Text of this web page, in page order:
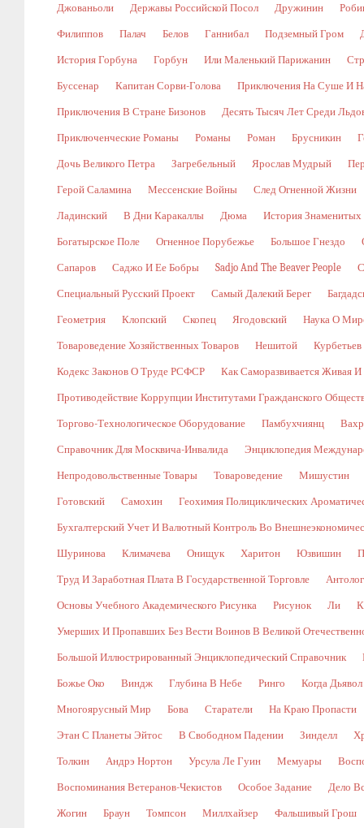
Джованьоли Державы Российской Посол Дружинин
Филиппов Палач Белов Ганнибал Подземный Гром
История Горбуна Горбун Или Маленький Парижанин
Буссенар Капитан Сорви-Голова Приключения На Суше И
Приключения В Стране Бизонов Десять Тысяч Лет Среди
Приключенческие Романы Романы Роман Брусникин
Дочь Великого Петра Загребельный Ярослав Мудрый
Герой Саламина Мессенские Войны След Огненной Жизни
Ладинский В Дни Каракаллы Дюма История Знаменитых
Богатырское Поле Огненное Порубежье Большое Гнездо
Сапаров Саджо И Ее Бобры Sadjo And The Beaver People
Специальный Русский Проект Самый Далекий Берег
Геометрия Клопский Скопец Ягодовский Наука О
Товароведение Хозяйственных Товаров Нешитой Курбетьев
Кодекс Законов О Труде РСФСР Как Саморазвивается Живая
Противодействие Коррупции Институтами Гражданского
Торгово-Технологическое Оборудование Памбухчиянц
Справочник Для Москвича-Инвалида Энциклопедия
Непродовольственные Товары Товароведение Мишустин
Готовский Самохин Геохимия Полициклических
Бухгалтерский Учет И Валютный Контроль Во
Шуринова Климачева Онищук Харитон Юзвишин
Труд И Заработная Плата В Государственной Торговле
Основы Учебного Академического Рисунка Рисунок Ли
Умерших И Пропавших Без Вести Воинов В Великой
Большой Иллюстрированный Энциклопедический Справочник
Божье Око Виндж Глубина В Небе Ринго Когда
Многоярусный Мир Бова Старатели На Краю Пропасти
Этан С Планеты Эйтос В Свободном Падении Зинделл
Толкин Андрэ Нортон Урсула Ле Гуин Мемуары
Воспоминания Ветеранов-Чекистов Особое Задание Дело
Жогин Браун Томпсон Миллхайзер Фальшивый Грош